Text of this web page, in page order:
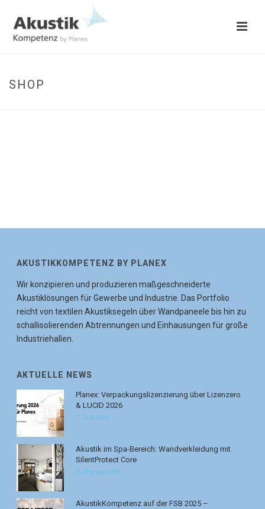
SHOP
AKUSTIKKOMPETENZ BY PLANEX
Wir konzipieren und produzieren maßgeschneiderte
Akustiklösungen für Gewerbe und Industrie. Das Portfolio
reicht von textilen Akustiksegeln über Wandpaneele bis hin zu
schallisolierenden Abtrennungen und Einhausungen für große
Industriehallen.
AKTUELLE NEWS
Planex: Verpackungslizenzierung über Lizenzero
& LUCID 2026
7. Juli 2026
Akustik im Spa-Bereich: Wandverkleidung mit
SilentProtect Core
6. Februar 2026
AkustikKompetenz auf der FSB 2025 –